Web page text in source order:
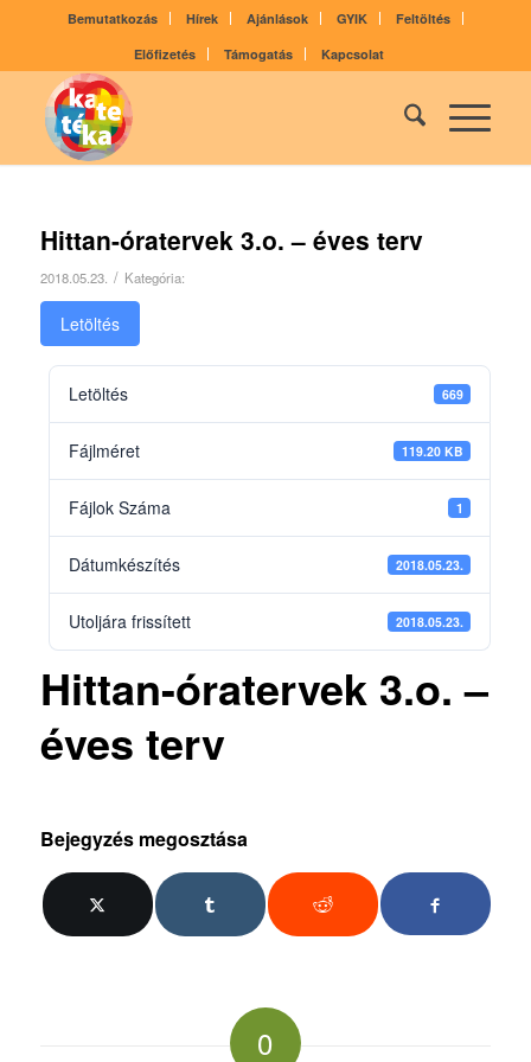
Bemutatkozás Hírek Ajánlások GYIK
Feltöltés
Előfizetés
Támogatás Kapcsolat
Hittan-óratervek 3.o. – éves terv
2018.05.23. / Kategória:
Letöltés
Letöltés 669
Fájlméret 119.20 KB
Fájlok Száma 1
Dátumkészítés 2018.05.23.
Utoljára frissített 2018.05.23.
Hittan-óratervek 3.o. –
éves terv
Bejegyzés megosztása
0